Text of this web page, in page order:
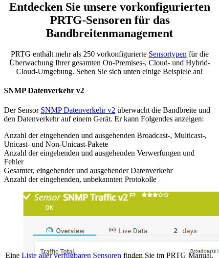
Entdecken Sie unsere vorkonfigurierten
PRTG-Sensoren für das
Bandbreitenmanagement
PRTG enthält mehr als 250 vorkonfigurierte Sensortypen für die
Überwachung Ihrer gesamten On-Premises-, Cloud- und Hybrid-
Cloud-Umgebung. Sehen Sie sich unten einige Beispiele an!
SNMP Datenverkehr v2
Der Sensor SNMP Datenverkehr v2 überwacht die Bandbreite und
den Datenverkehr auf einem Gerät. Er kann Folgendes anzeigen:
Anzahl der eingehenden und ausgehenden Broadcast-, Multicast-,
Unicast- und Non-Unicast-Pakete
Anzahl der eingehenden und ausgehenden Verwerfungen und
Fehler
Gesamter, eingehender und ausgehender Datenverkehr
Anzahl der eingehenden, unbekannten Protokolle
Eine Liste aller verfügbaren Sensoren finden Sie im PRTG Manual.